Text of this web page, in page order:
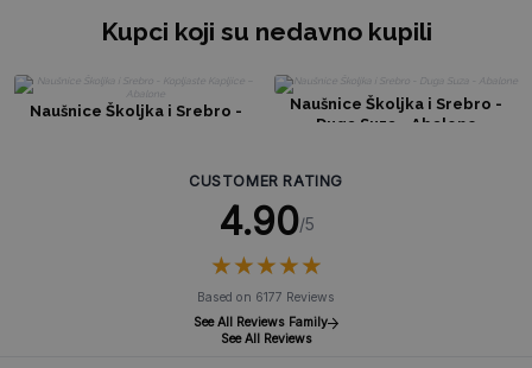
Kupci koji su nedavno kupili
Naušnice Školjka i Srebro -
Naušnice Školjka i Srebro -
Duga Suza - Abalone
CUSTOMER RATING
4.90/5
★★★★★
★★★★★
Based on 6177 Reviews
See All Reviews Family
See All Reviews